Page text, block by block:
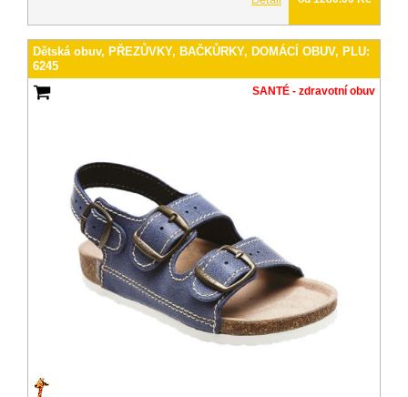
Dětská obuv, PŘEZŮVKY, BAČKŮRKY, DOMÁCÍ OBUV, PLU:
6245
SANTÉ - zdravotní obuv